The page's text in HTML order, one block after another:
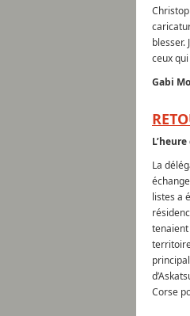
blesser.
ceux
Gabi
La
listes a
Corse